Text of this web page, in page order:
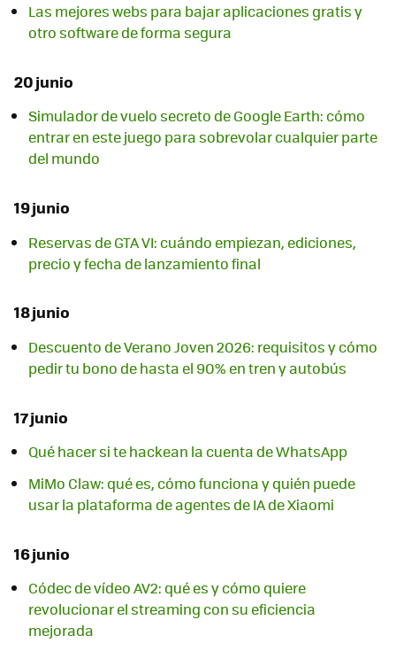
Las mejores webs para bajar aplicaciones gratis y
otro software de forma segura
20 junio
Simulador de vuelo secreto de Google Earth: cómo
entrar en este juego para sobrevolar cualquier parte
del mundo
19 junio
Reservas de GTA VI: cuándo empiezan, ediciones,
precio y fecha de lanzamiento final
18 junio
Descuento de Verano Joven 2026: requisitos y cómo
pedir tu bono de hasta el 90% en tren y autobús
17 junio
Qué hacer si te hackean la cuenta de WhatsApp
MiMo Claw: qué es, cómo funciona y quién puede
usar la plataforma de agentes de IA de Xiaomi
16 junio
Códec de vídeo AV2: qué es y cómo quiere
revolucionar el streaming con su eficiencia
mejorada